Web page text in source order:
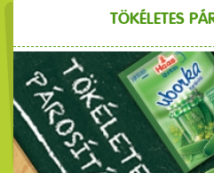
TÖKÉLETES